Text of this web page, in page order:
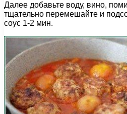
Далее добавьте воду, вино,
тщательно перемешайте и
соус 1-2 мин.